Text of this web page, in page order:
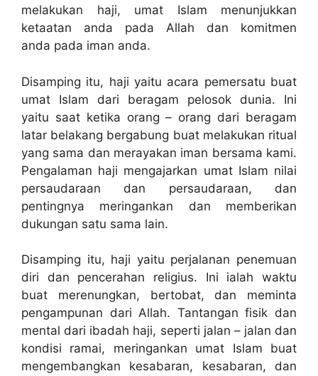
melakukan haji, umat Islam menunjukkan
ketaatan anda pada Allah dan komitmen
anda pada iman anda.
Disamping itu, haji yaitu acara pemersatu buat
umat Islam dari beragam pelosok dunia. Ini
yaitu saat ketika orang – orang dari beragam
latar belakang bergabung buat melakukan ritual
yang sama dan merayakan iman bersama kami.
Pengalaman haji mengajarkan umat Islam nilai
persaudaraan dan persaudaraan, dan
pentingnya meringankan dan memberikan
dukungan satu sama lain.
Disamping itu, haji yaitu perjalanan penemuan
diri dan pencerahan religius. Ini ialah waktu
buat merenungkan, bertobat, dan meminta
pengampunan dari Allah. Tantangan fisik dan
mental dari ibadah haji, seperti jalan – jalan dan
kondisi ramai, meringankan umat Islam buat
mengembangkan kesabaran, kesabaran, dan